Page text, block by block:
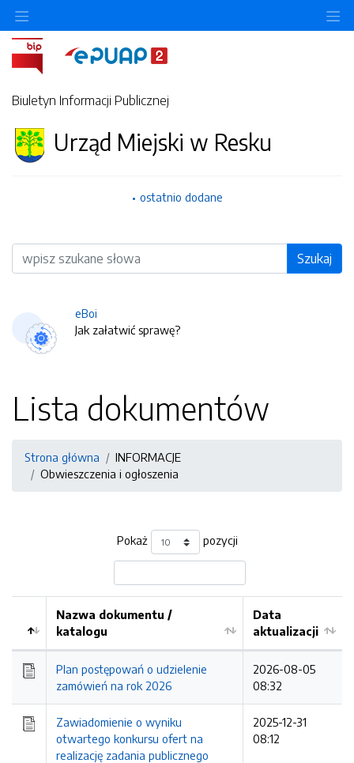
Biuletyn Informacji Publicznej
Urząd Miejski w Resku
ostatnio dodane
Wyszukiwarka Szukaj
eBoi
Jak załatwić sprawę?
Lista dokumentów
Strona główna
INFORMACJE
Obwieszczenia i ogłoszenia
Pokaż pozycji
Nazwa dokumentu /
katalogu
Data
aktualizacji
Plan postępowań o udzielenie
zamówień na rok 2026
2026-08-05
08:32
Zawiadomienie o wyniku
otwartego konkursu ofert na
realizację zadania publicznego
2025-12-31
08:12